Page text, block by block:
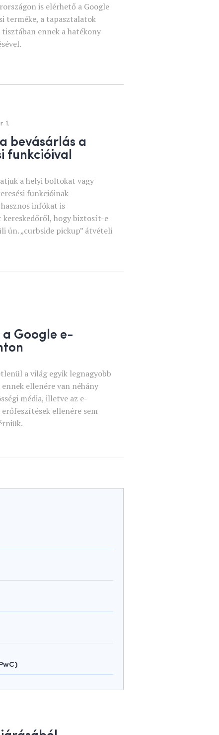
is elérhető a Google
terméke, a tapasztalatok
ennek a hatékony
1.
bevásárlás a
funkcióival
a helyi boltokat vagy
funkcióinak
infókat is
hogy biztosít-e
ún. „curbside pickup” átvételi
Google e-
a világ egyik legnagyobb
ellenére van néhány
média, illetve az e-
ellenére sem